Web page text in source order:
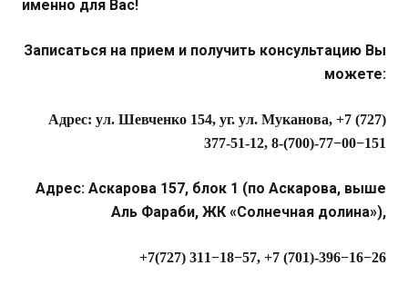
именно для Вас!
Записаться на прием и получить консультацию Вы
можете:
Адрес: ул. Шевченко 154, уг. ул. Муканова, +7 (727)
377-51-12, 8-(700)-77−00−151
Адрес: Аскарова 157, блок 1 (по Аскарова, выше
Аль Фараби, ЖК «Солнечная долина»),
+7(727) 311−18−57, +7 (701)-396−16−26